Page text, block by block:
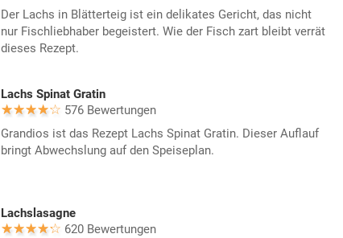
Der Lachs in Blätterteig ist ein delikates Gericht, das nicht
nur Fischliebhaber begeistert. Wie der Fisch zart bleibt verrät
dieses Rezept.
Lachs Spinat Gratin
576 Bewertungen
Grandios ist das Rezept Lachs Spinat Gratin. Dieser Auflauf
bringt Abwechslung auf den Speiseplan.
Lachslasagne
620 Bewertungen